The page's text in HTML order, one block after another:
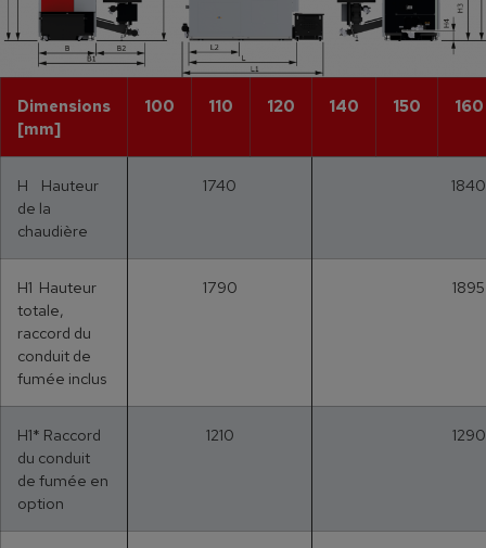
Dimensions
[mm]
100 110 120 140 150 160
H Hauteur
de la
chaudière
1740 1840
H1 Hauteur
totale,
raccord du
conduit de
fumée inclus
1790 1895
H1* Raccord
du conduit
de fumée en
option
1210 1290